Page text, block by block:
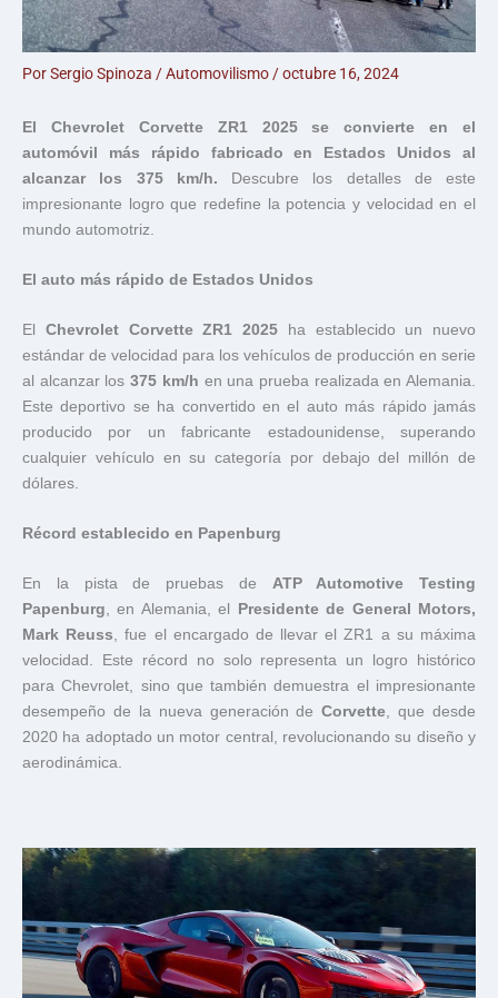
PorSergio Spinoza /Automovilismo /octubre 16, 2024
El Chevrolet Corvette ZR1 2025 se convierte en el
automóvil más rápido fabricado en Estados Unidos al
alcanzar los 375 km/h. Descubre los detalles de este
impresionante logro que redefine la potencia y velocidad en el
mundo automotriz.
El auto más rápido de Estados Unidos
El Chevrolet Corvette ZR1 2025 ha establecido un nuevo
estándar de velocidad para los vehículos de producción en serie
al alcanzar los375 km/h en una prueba realizada en Alemania.
Este deportivo se ha convertido en el auto más rápido jamás
producido por un fabricante estadounidense, superando
cualquier vehículo en su categoría por debajo del millón de
dólares.
Récord establecido en Papenburg
En la pista de pruebas de ATP Automotive Testing
Papenburg , en Alemania, el Presidente de General Motors,
Mark Reuss , fue el encargado de llevar el ZR1 a su máxima
velocidad. Este récord no solo representa un logro histórico
para Chevrolet, sino que también demuestra el impresionante
desempeño de la nueva generación deCorvette , que desde
2020 ha adoptado un motor central, revolucionando su diseño y
aerodinámica.